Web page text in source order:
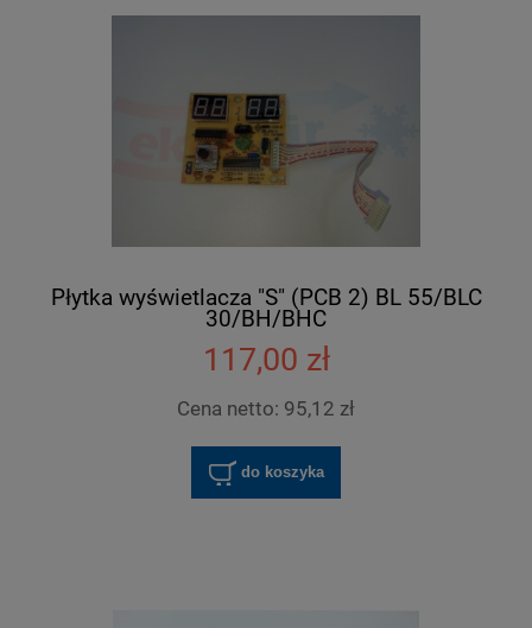
Płytka wyświetlacza "S" (PCB 2) BL 55/BLC
30/BH/BHC
117,00 zł
Cena netto: 95,12 zł
do koszyka